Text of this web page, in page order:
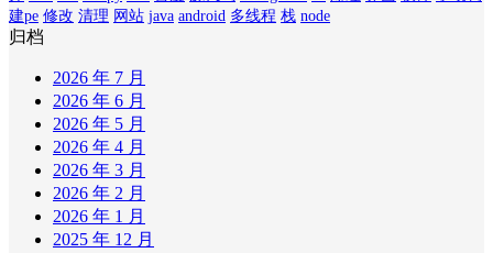
建pe 修改 清理 网站 java android 多线程 栈 node
归档
2026 年 7 月
2026 年 6 月
2026 年 5 月
2026 年 4 月
2026 年 3 月
2026 年 2 月
2026 年 1 月
2025 年 12 月